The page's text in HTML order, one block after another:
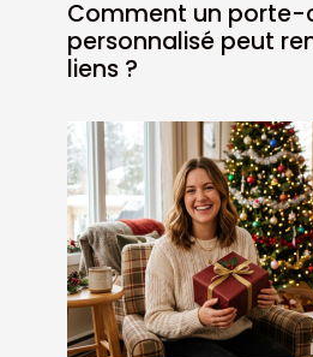
Comment un porte-
personnalisé peut
liens ?